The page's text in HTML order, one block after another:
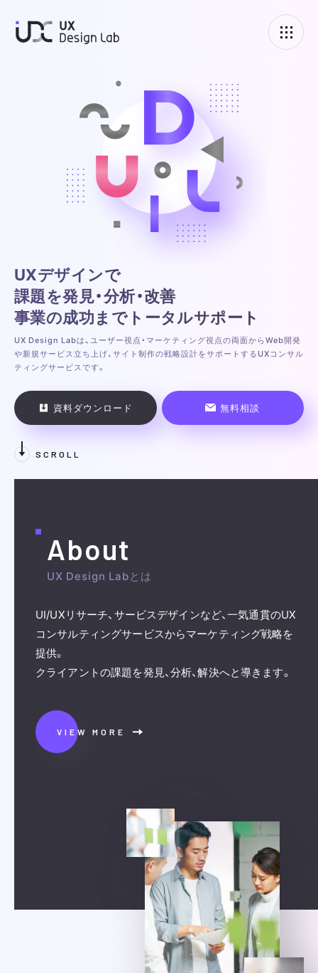
UXデザインで
課題を発見・分析・改善
事業の成功までトータルサポート
UX Design Labは、ユーザー視点・マーケティング視点の両面からWeb開発
や新規サービス立ち上げ、サイト制作の戦略設計をサポートするUXコンサル
ティングサービスです。
資料ダウンロード 無料相談
SCROLL
About
UX Design Labとは
UI/UXリサーチ、サービスデザインなど、一気通貫のUX
コンサルティングサービスからマーケティング戦略を
提供。
クライアントの課題を発見、分析、解決へと導きます。
VIEW MORE